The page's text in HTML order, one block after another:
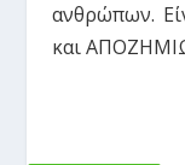
ανθρώπων.
και